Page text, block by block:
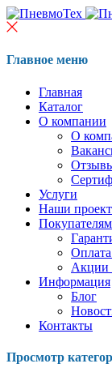
Главное меню
Главная
Каталог
О компании
О
Услуги
Наши
Покупателям
Оплата
Акции
Информация
Блог
Контакты
Просмотр